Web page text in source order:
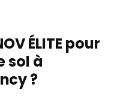
ÉLITE pour
sol à
?